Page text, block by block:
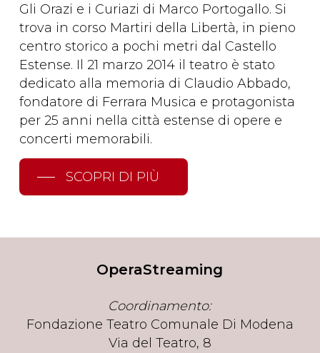
Gli Orazi e i Curiazi di Marco Portogallo. Si
trova in corso Martiri della Libertà, in pieno
centro storico a pochi metri dal Castello
Estense. Il 21 marzo 2014 il teatro è stato
dedicato alla memoria di Claudio Abbado,
fondatore di Ferrara Musica e protagonista
per 25 anni nella città estense di opere e
concerti memorabili.
SCOPRI DI PIÙ
OperaStreaming
Coordinamento:
Fondazione Teatro Comunale Di Modena
Via del Teatro, 8